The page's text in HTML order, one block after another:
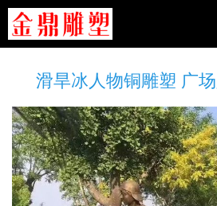
滑旱冰人物铜雕塑 广